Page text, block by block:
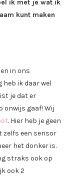
ik met je wat ik
kunt maken
in ons
ik daar wel
je dat er
onwijs gaaf! Wij
. Hier heb je geen
zelfs een sensor
het donker is.
straks ook op
ook 2